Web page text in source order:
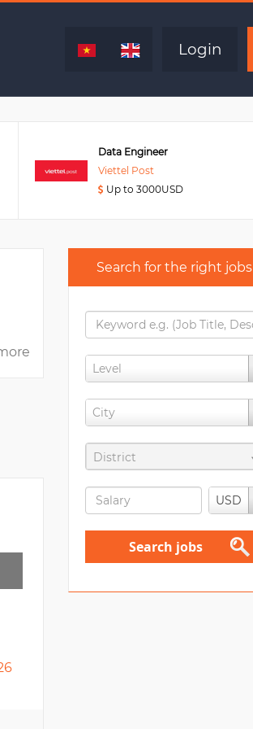
Login
Data Engineer
Viettel Post
Up to 3000USD
Search for the right jobs
Level
City
District
USD
Search jobs